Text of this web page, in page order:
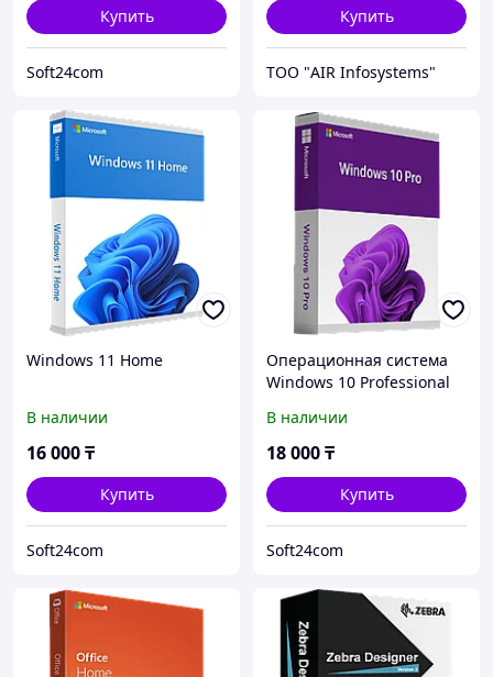
Купить
Soft24com
Купить
ТОО "AIR Infosystems"
Windows 11 Home
В наличии
16 000₸
Купить
Soft24com
Операционная система
Windows 10 Professional
В наличии
18 000₸
Купить
Soft24com